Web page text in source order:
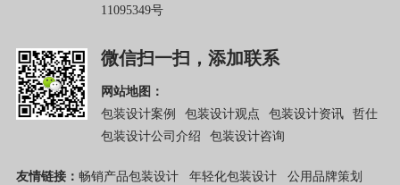
11095349号
微信扫一扫，添加联系
网站地图：
包装设计案例
包装设计观点 包装设计资讯
哲仕
包装设计公司介绍
包装设计咨询
友情链接： 畅销产品包装设计 年轻化包装设计 公用品牌策划